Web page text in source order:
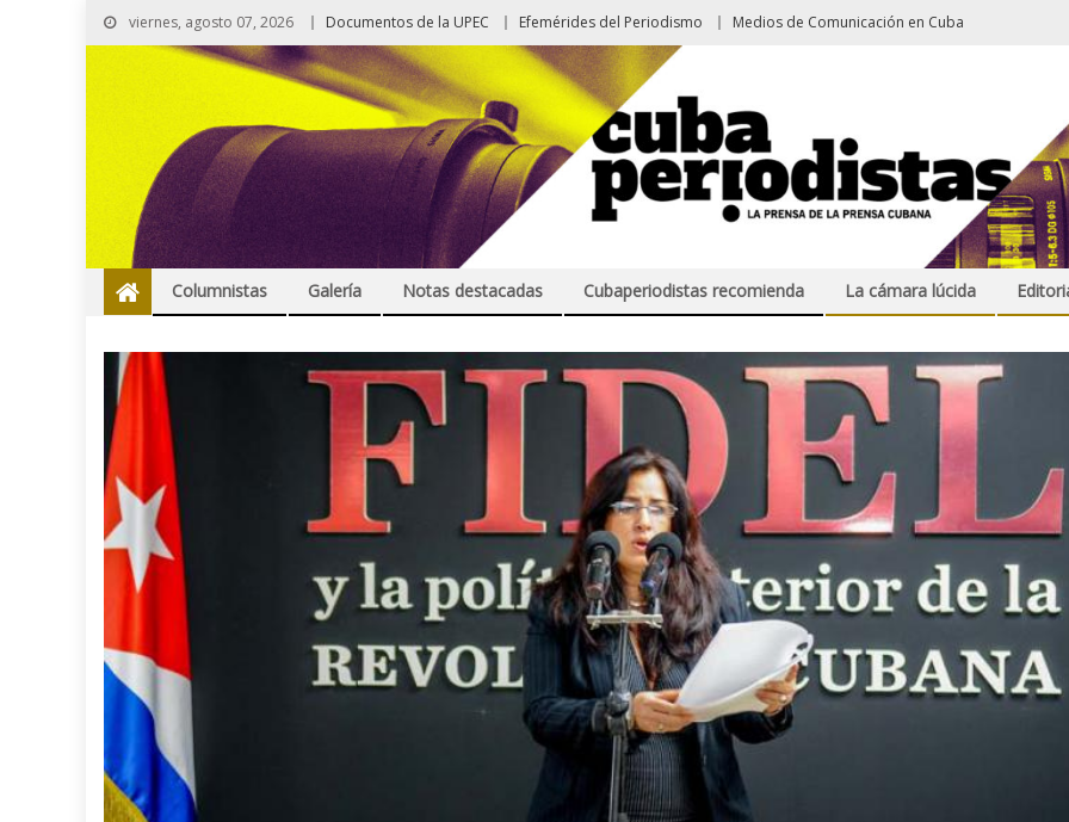
viernes, agosto 07, 2026 Documentos de la UPEC Efemérides del Periodismo Medios de Comunicación en Cuba
Columnistas Galería Notas destacadas Cubaperiodistas recomienda La cámara lúcida